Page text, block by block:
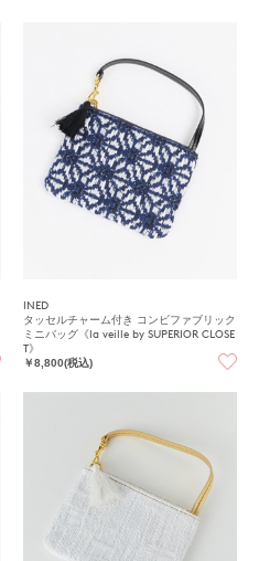
INED
タッセルチャーム付き コンビファブリック
ミニバッグ《la veille by SUPERIOR CLOSE
T》
￥8,800(税込)